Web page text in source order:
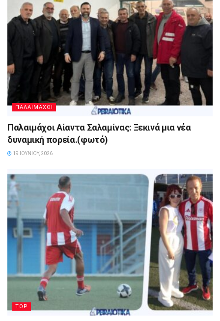
ΠΑΛΑΙΜΑΧΟΙ
Παλαιμάχοι Αίαντα Σαλαμίνας: Ξεκινά μια νέα
δυναμική πορεία.(φωτό)
19 ΙΟΥΝΊΟΥ, 2026
TOP